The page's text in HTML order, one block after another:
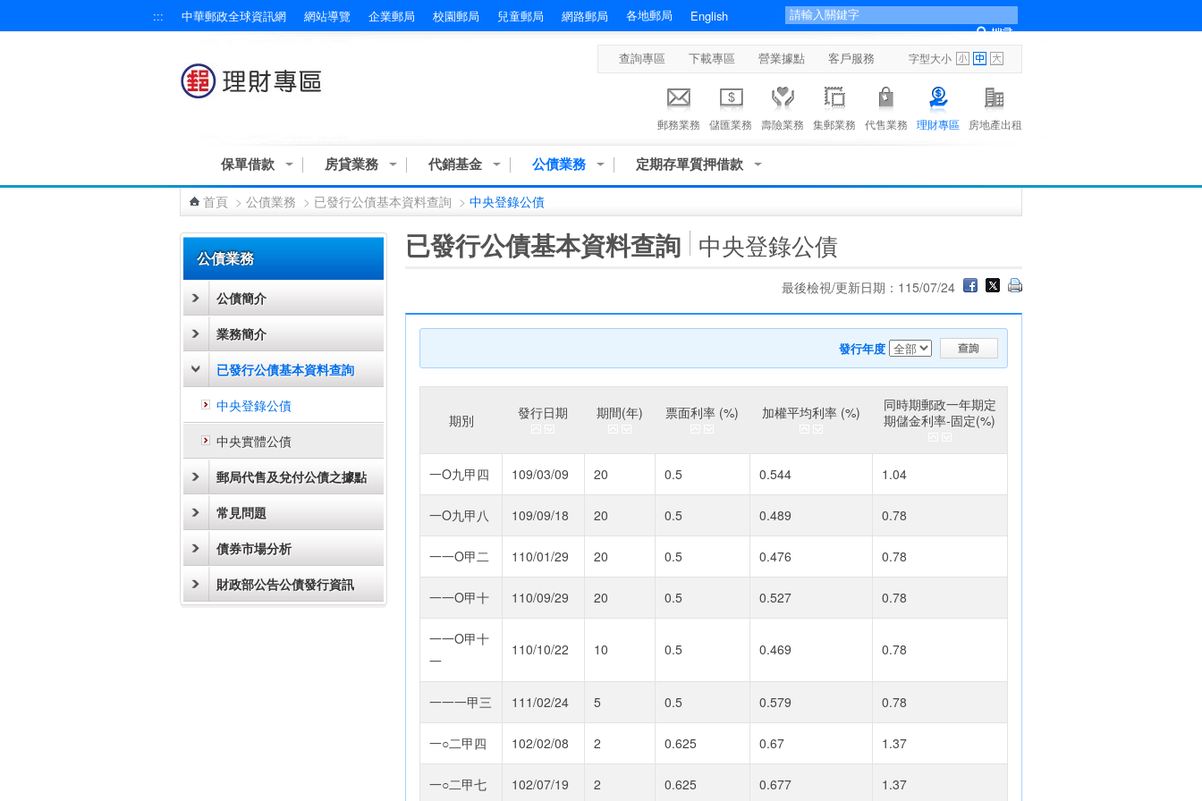
::: 中華郵政全球資訊網 網站導覽 企業郵局 校園郵局 兒童郵局 網路郵局 各地郵局 English
查詢專區 下載專區 營業據點 客戶服務 字型大小
郵務業務 儲匯業務 壽險業務 集郵業務 代售業務 理財專區 房地產出租
保單借款 房貸業務 代銷基金 公債業務 定期存單質押借款
首頁 > 公債業務 > 已發行公債基本資料查詢 > 中央登錄公債
公債業務
公債簡介
業務簡介
已發行公債基本資料查詢
中央登錄公債
中央實體公債
郵局代售及兌付公債之據點
常見問題
債券市場分析
財政部公告公債發行資訊
已發行公債基本資料查詢 中央登錄公債
最後檢視/更新日期：115/07/24
發行年度
期別 發行日期 期間(年) 票面利率 (%) 加權平均利率 (%)
同時期郵政一年期定
期儲金利率-固定(%)
一O九甲四 109/03/09 20 0.5 0.544 1.04
一O九甲八 109/09/18 20 0.5 0.489 0.78
一一O甲二 110/01/29 20 0.5 0.476 0.78
一一O甲十 110/09/29 20 0.5 0.527 0.78
一一O甲十
一
110/10/22 10 0.5 0.469 0.78
一一一甲三 111/02/24 5 0.5 0.579 0.78
一○二甲四 102/02/08 2 0.625 0.67 1.37
一○二甲七 102/07/19 2 0.625 0.677 1.37